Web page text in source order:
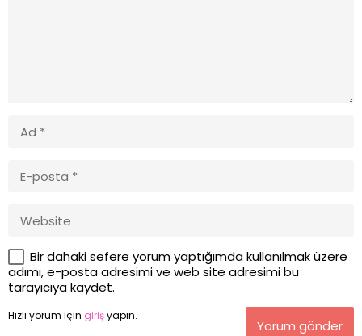
Bir dahaki sefere yorum yaptığımda kullanılmak üzere
adımı, e-posta adresimi ve web site adresimi bu
tarayıcıya kaydet.
Hızlı yorum için girişyapın.
Yorum gönder